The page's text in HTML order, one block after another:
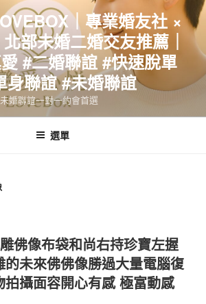
｜專業婚友社 ×
部未婚二婚交友推薦｜
#二婚聯誼 #快速脫單
身聯誼 #未婚聯誼
婚聯誼一對一約會首選
選單
佛像布袋和尚右持珍寶左握
未來佛佛像勝過大量電腦復
拍攝面容開心有感 極富動感